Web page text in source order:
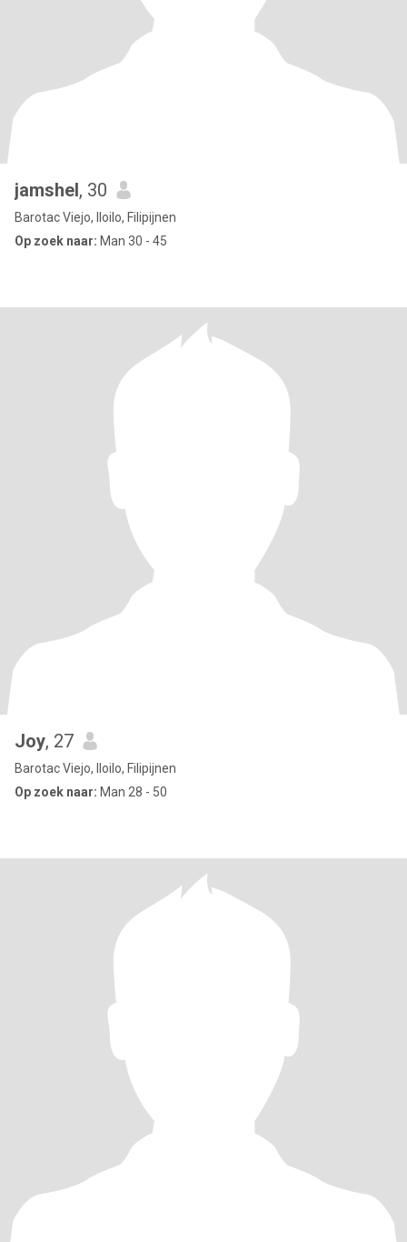
jamshel, 30
Barotac Viejo, Iloilo, Filipijnen
Op zoek naar: Man 30 - 45
Joy, 27
Barotac Viejo, Iloilo, Filipijnen
Op zoek naar: Man 28 - 50